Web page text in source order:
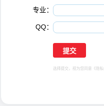
专业：
QQ：
选择提交，视为您同意 《隐